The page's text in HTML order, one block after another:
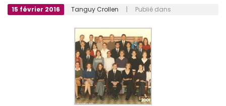
15 février 2016 Tanguy Crollen | Publié dans